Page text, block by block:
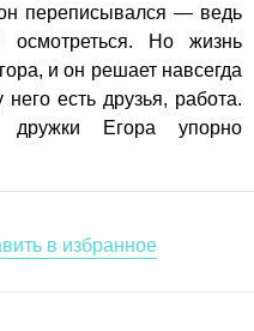
переписывался — ведь
Но жизнь
и он решает навсегда
есть друзья, работа.
Егора упорно